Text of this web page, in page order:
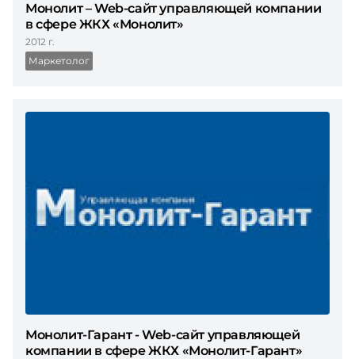
Монолит – Web-сайт управляющей компании
в сфере ЖКХ «Монолит»
2012 г.
Маркетолог
Монолит-Гарант - Web-сайт управляющей
компании в сфере ЖКХ «Монолит-Гарант»